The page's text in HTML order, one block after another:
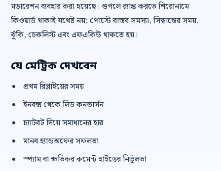
মডারেশন ব্যবহার করা হয়েছে। গুগলে র‍্যাঙ্ক করতে শিরোনামে
কিওয়ার্ড থাকাই যথেষ্ট নয়; পোস্টে বাস্তব সমস্যা, সিদ্ধান্তের সময়,
ঝুঁকি, চেকলিস্ট এবং এফএকিউ থাকতে হয়।
যে মেট্রিক দেখবেন
প্রথম রিপ্লাইয়ের সময়
ইনবক্স থেকে লিড কনভার্সন
চ্যাটবট দিয়ে সমাধানের হার
মানব হ্যান্ডঅফের সফলতা
স্প্যাম বা ক্ষতিকর কমেন্ট হাইডের নির্ভুলতা